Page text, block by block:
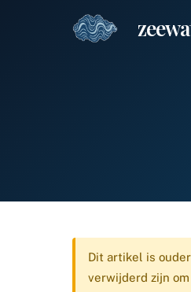
Dit artikel is
verwijderd zijn